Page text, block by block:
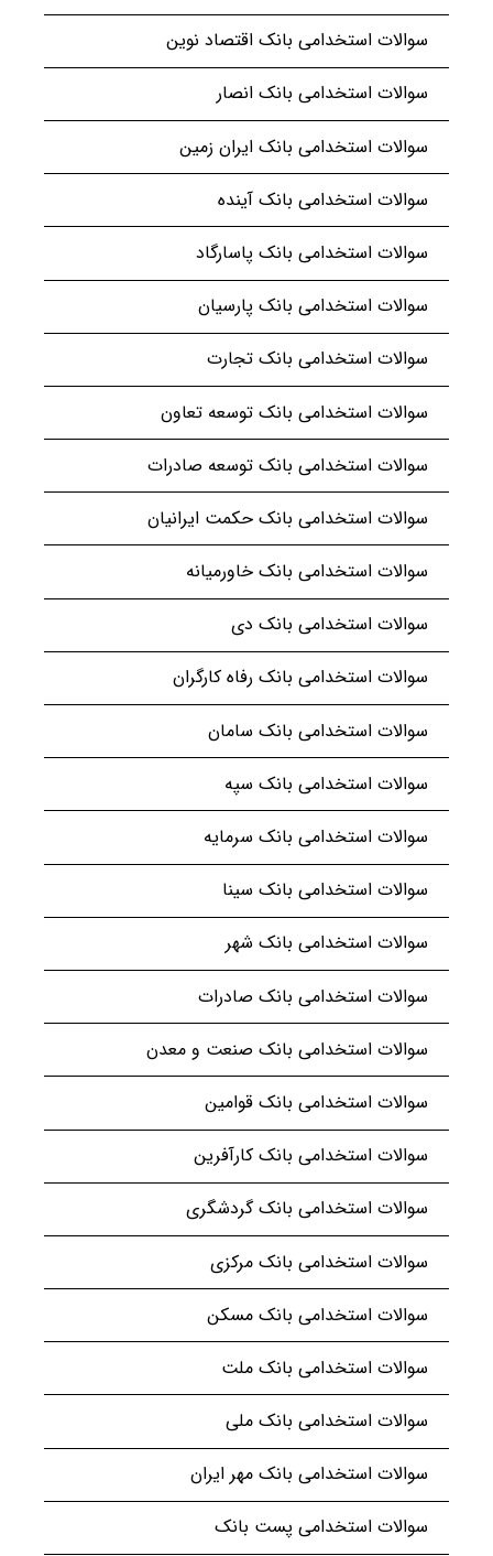
سوالات استخدامی بانک اقتصاد نوین
سوالات استخدامی بانک انصار
سوالات استخدامی بانک ایران زمین
سوالات استخدامی بانک آینده
سوالات استخدامی بانک پاسارگاد
سوالات استخدامی بانک پارسیان
سوالات استخدامی بانک تجارت
سوالات استخدامی بانک توسعه تعاون
سوالات استخدامی بانک توسعه صادرات
سوالات استخدامی بانک حکمت ایرانیان
سوالات استخدامی بانک خاورمیانه
سوالات استخدامی بانک دی
سوالات استخدامی بانک رفاه کارگران
سوالات استخدامی بانک سامان
سوالات استخدامی بانک سپه
سوالات استخدامی بانک سرمایه
سوالات استخدامی بانک سینا
سوالات استخدامی بانک شهر
سوالات استخدامی بانک صادرات
سوالات استخدامی بانک صنعت و معدن
سوالات استخدامی بانک قوامین
سوالات استخدامی بانک کارآفرین
سوالات استخدامی بانک گردشگری
سوالات استخدامی بانک مرکزی
سوالات استخدامی بانک مسکن
سوالات استخدامی بانک ملت
سوالات استخدامی بانک ملی
سوالات استخدامی بانک مهر ایران
سوالات استخدامی پست بانک